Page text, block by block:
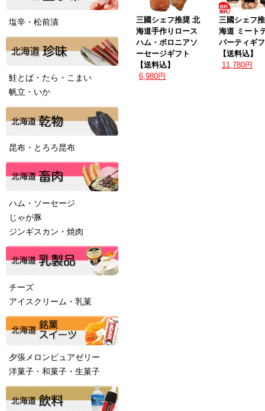
三國シェフ推奨 北
海道手作りロース
ハム・ボロニアソ
ーセージギフト
【送料込】
6,980円
三國シェフ
海道 ミート
パーティギ
【送料込】
11,780円
塩辛・松前漬
鮭とば・たら・こまい
帆立・いか
昆布・とろろ昆布
ハム・ソーセージ
じゃが豚
ジンギスカン・焼肉
チーズ
アイスクリーム・乳菓
夕張メロンピュアゼリー
洋菓子・和菓子・生菓子